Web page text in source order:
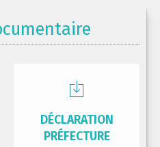
DÉCLARATION
PRÉFECTURE